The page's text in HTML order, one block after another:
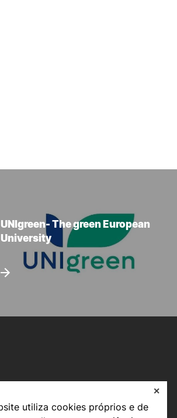
utiliza cookies próprios e de
✕
UNIgreen- The green European
University